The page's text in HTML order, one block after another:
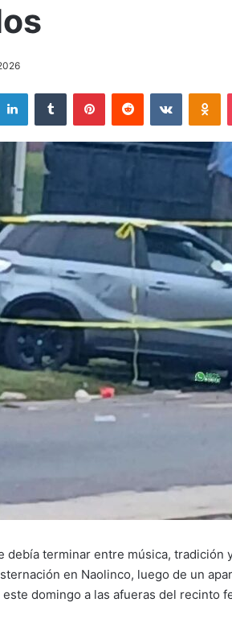
LinkedInTumblr PinterestReddit VKontakte
debía terminar entre música,
en Naolinco, luego de un
este domingo a las afueras del recinto